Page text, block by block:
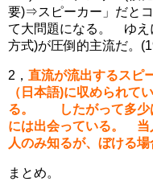
要)⇒スピーカー」だと
て大問題になる。 ゆえ
方式)が圧倒的主流だ。
2， 直流が流出するスピ
（日本語)に収められて
る。 したがって多少
には出会っている。 当
人のみ知るが、ぼける場
まとめ。